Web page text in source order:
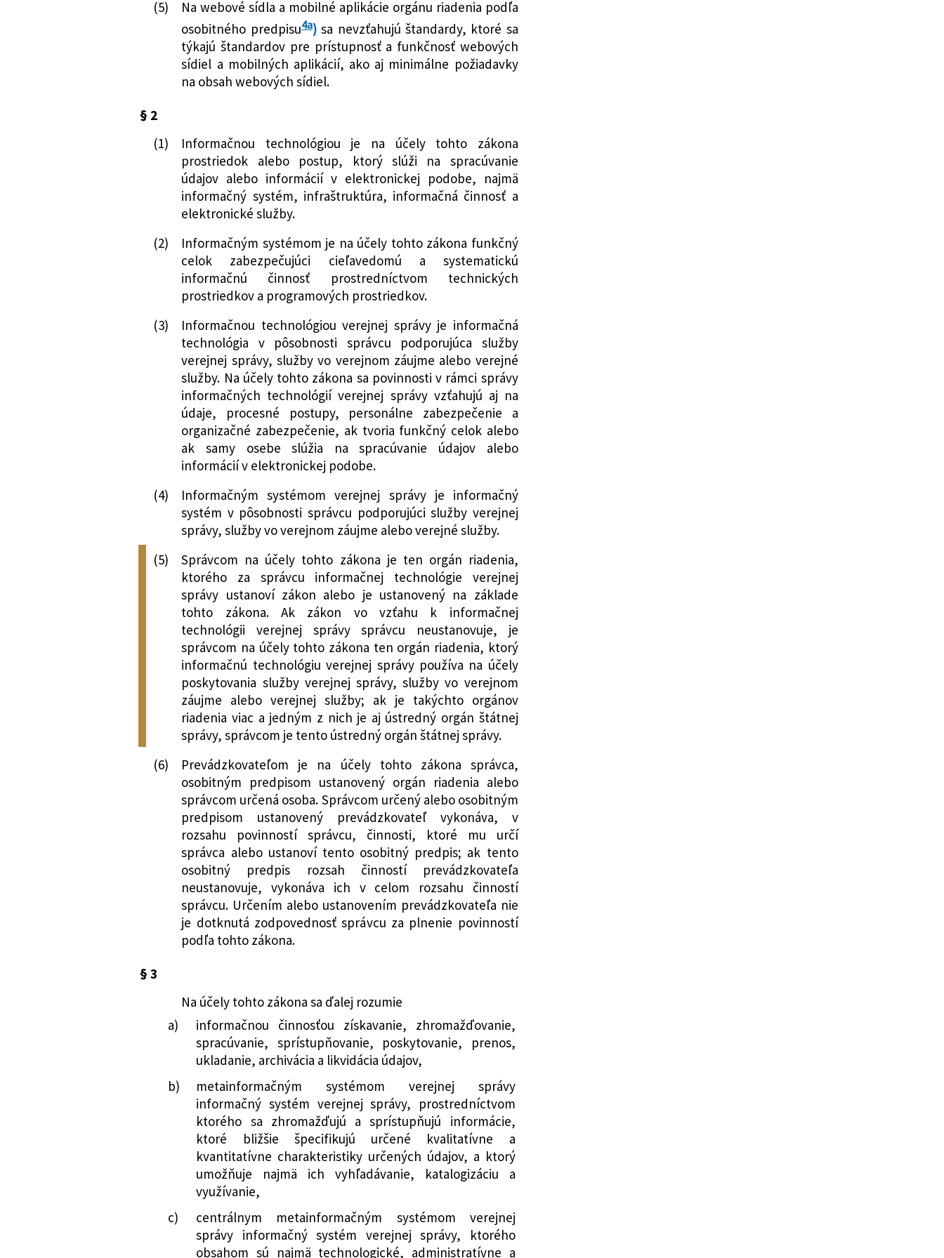
verejnej správy
82/2026 Z. z.
Vyhláška Ministerstva investícií, regionálneho rozvoja a
informatizácie Slovenskej republiky, ktorou sa mení a
dopĺňa vyhláška Úradu podpredsedu vlády Slovenskej
republiky pre investície a informatizáciu č. 78/2020 Z. z.
184/2026 Z. z.
Vyhláška Ministerstva investícií, regionálneho rozvoja a
informatizácie Slovenskej republiky, ktorou sa
ustanovuje spôsob kategorizácie a obsah
bezpečnostných opatrení informačných technológií
verejnej správy
(5)
Na webové sídla a mobilné aplikácie orgánu riadenia podľa
osobitného predpisu4a)sa nevzťahujú štandardy, ktoré sa
týkajú štandardov pre prístupnosť a funkčnosť webových
sídiel a mobilných aplikácií, ako aj minimálne požiadavky
na obsah webových sídiel.
§ 2
(1)
Informačnou technológiou je na účely tohto zákona
prostriedok alebo postup, ktorý slúži na spracúvanie
údajov alebo informácií v elektronickej podobe, najmä
informačný systém, infraštruktúra, informačná činnosť a
elektronické služby.
(2)
Informačným systémom je na účely tohto zákona funkčný
celok zabezpečujúci cieľavedomú a systematickú
informačnú činnosť prostredníctvom technických
prostriedkov a programových prostriedkov.
(3)
Informačnou technológiou verejnej správy je informačná
technológia v pôsobnosti správcu podporujúca služby
verejnej správy, služby vo verejnom záujme alebo verejné
služby. Na účely tohto zákona sa povinnosti v rámci správy
informačných technológií verejnej správy vzťahujú aj na
údaje, procesné postupy, personálne zabezpečenie a
organizačné zabezpečenie, ak tvoria funkčný celok alebo
ak samy osebe slúžia na spracúvanie údajov alebo
informácií v elektronickej podobe.
(4)
Informačným systémom verejnej správy je informačný
systém v pôsobnosti správcu podporujúci služby verejnej
správy, služby vo verejnom záujme alebo verejné služby.
(5)
Správcom na účely tohto zákona je ten orgán riadenia,
ktorého za správcu informačnej technológie verejnej
správy ustanoví zákon alebo je ustanovený na základe
tohto zákona. Ak zákon vo vzťahu k informačnej
technológii verejnej správy správcu neustanovuje, je
správcom na účely tohto zákona ten orgán riadenia, ktorý
informačnú technológiu verejnej správy používa na účely
poskytovania služby verejnej správy, služby vo verejnom
záujme alebo verejnej služby; ak je takýchto orgánov
riadenia viac a jedným z nich je aj ústredný orgán štátnej
správy, správcom je tento ústredný orgán štátnej správy.
(6)
Prevádzkovateľom je na účely tohto zákona správca,
osobitným predpisom ustanovený orgán riadenia alebo
správcom určená osoba. Správcom určený alebo osobitným
predpisom ustanovený prevádzkovateľ vykonáva, v
rozsahu povinností správcu, činnosti, ktoré mu určí
správca alebo ustanoví tento osobitný predpis; ak tento
osobitný predpis rozsah činností prevádzkovateľa
neustanovuje, vykonáva ich v celom rozsahu činností
správcu. Určením alebo ustanovením prevádzkovateľa nie
je dotknutá zodpovednosť správcu za plnenie povinností
podľa tohto zákona.
§ 3
Na účely tohto zákona sa ďalej rozumie
a)
informačnou činnosťou získavanie, zhromažďovanie,
spracúvanie, sprístupňovanie, poskytovanie, prenos,
ukladanie, archivácia a likvidácia údajov,
b)
metainformačným systémom verejnej správy
informačný systém verejnej správy, prostredníctvom
ktorého sa zhromažďujú a sprístupňujú informácie,
ktoré bližšie špecifikujú určené kvalitatívne a
kvantitatívne charakteristiky určených údajov, a ktorý
umožňuje najmä ich vyhľadávanie, katalogizáciu a
využívanie,
c)
centrálnym metainformačným systémom verejnej
správy informačný systém verejnej správy, ktorého
obsahom sú najmä technologické, administratívne a